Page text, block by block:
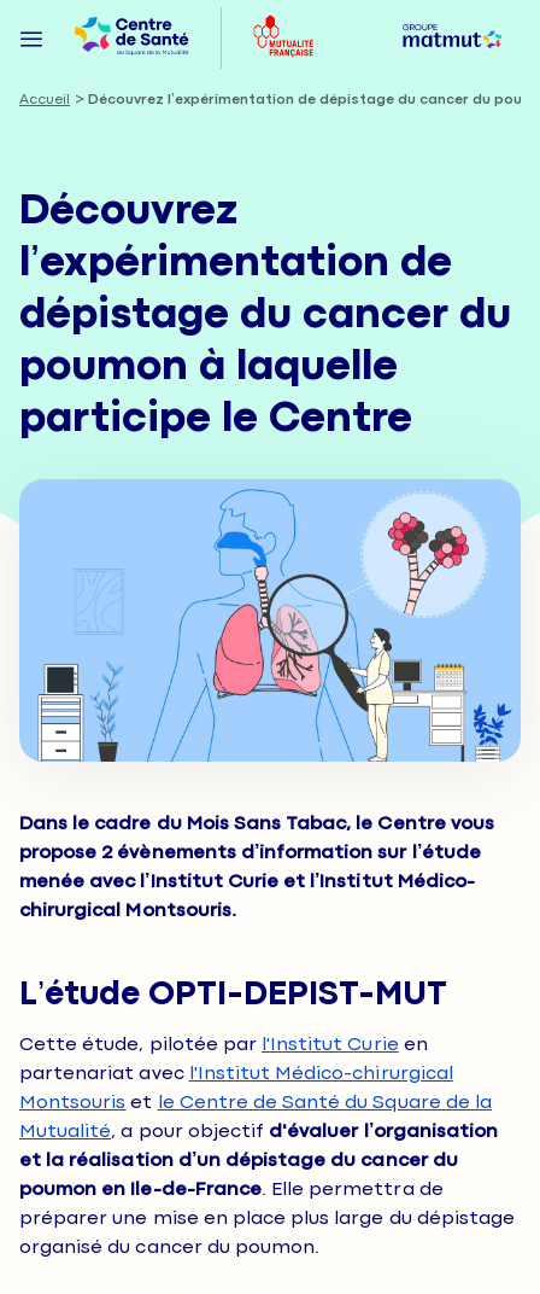
Accueil Découvrez l’expérimentation de dépistage du cancer du
Découvrez
l’expérimentation de
dépistage du cancer du
poumon à laquelle
participe le Centre
Dans le cadre du Mois Sans Tabac, le Centre vous
propose 2 évènements d’information sur l’étude
menée avec l’Institut Curie et l’Institut Médico-
chirurgical Montsouris.
L’étude OPTI-DEPIST-MUT
Cette étude, pilotée par l'Institut Curie en
partenariat avec l'Institut Médico-chirurgical
Montsouris et le Centre de Santé du Square de la
Mutualité, a pour objectif d'évaluer l’organisation
et la réalisation d’un dépistage du cancer du
poumon en Ile-de-France. Elle permettra de
préparer une mise en place plus large du dépistage
organisé du cancer du poumon.